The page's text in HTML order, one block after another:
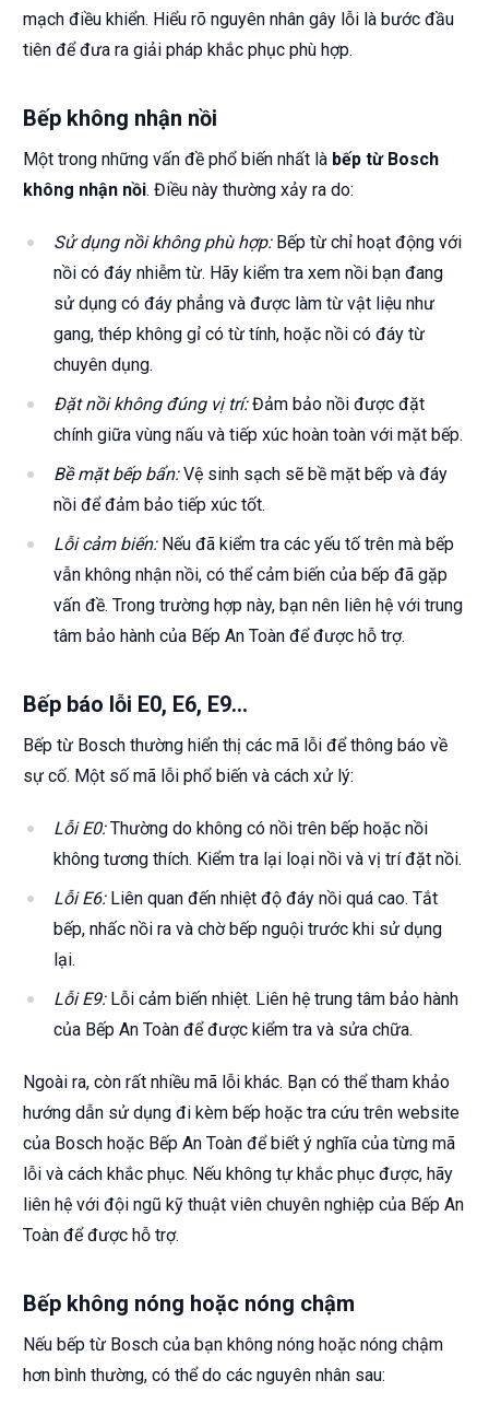
mạch điều khiển. Hiểu rõ nguyên nhân gây lỗi là bước đầu
tiên để đưa ra giải pháp khắc phục phù hợp.
Bếp không nhận nồi
Một trong những vấn đề phổ biến nhất là bếp từ Bosch
không nhận nồi. Điều này thường xảy ra do:
Sử dụng nồi không phù hợp:Bếp từ chỉ hoạt động với
nồi có đáy nhiễm từ. Hãy kiểm tra xem nồi bạn đang
sử dụng có đáy phẳng và được làm từ vật liệu như
gang, thép không gỉ có từ tính, hoặc nồi có đáy từ
chuyên dụng.
Đặt nồi không đúng vị trí:Đảm bảo nồi được đặt
chính giữa vùng nấu và tiếp xúc hoàn toàn với mặt bếp.
Bề mặt bếp bẩn:Vệ sinh sạch sẽ bề mặt bếp và đáy
nồi để đảm bảo tiếp xúc tốt.
Lỗi cảm biến:Nếu đã kiểm tra các yếu tố trên mà bếp
vẫn không nhận nồi, có thể cảm biến của bếp đã gặp
vấn đề. Trong trường hợp này, bạn nên liên hệ với trung
tâm bảo hành của Bếp An Toàn để được hỗ trợ.
Bếp báo lỗi E0, E6, E9…
Bếp từ Bosch thường hiển thị các mã lỗi để thông báo về
sự cố. Một số mã lỗi phổ biến và cách xử lý:
Lỗi E0:Thường do không có nồi trên bếp hoặc nồi
không tương thích. Kiểm tra lại loại nồi và vị trí đặt nồi.
Lỗi E6:Liên quan đến nhiệt độ đáy nồi quá cao. Tắt
bếp, nhấc nồi ra và chờ bếp nguội trước khi sử dụng
lại.
Lỗi E9:Lỗi cảm biến nhiệt. Liên hệ trung tâm bảo hành
của Bếp An Toàn để được kiểm tra và sửa chữa.
Ngoài ra, còn rất nhiều mã lỗi khác. Bạn có thể tham khảo
hướng dẫn sử dụng đi kèm bếp hoặc tra cứu trên website
của Bosch hoặc Bếp An Toàn để biết ý nghĩa của từng mã
lỗi và cách khắc phục. Nếu không tự khắc phục được, hãy
liên hệ với đội ngũ kỹ thuật viên chuyên nghiệp của Bếp An
Toàn để được hỗ trợ.
Bếp không nóng hoặc nóng chậm
Nếu bếp từ Bosch của bạn không nóng hoặc nóng chậm
hơn bình thường, có thể do các nguyên nhân sau: